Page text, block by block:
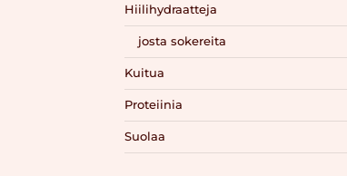
Hiilihydraatteja
josta sokereita
Kuitua
Proteiinia
Suolaa